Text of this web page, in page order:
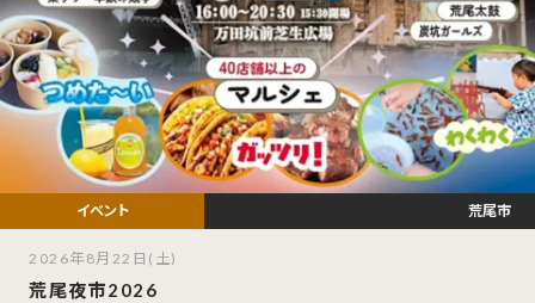
荒尾夜市2026
荒尾市
2026年8月22日(土)